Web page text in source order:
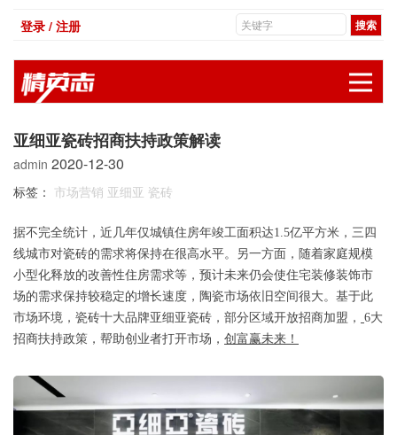
登录 / 注册
亚细亚瓷砖招商扶持政策解读
admin 2020-12-30
标签： 市场营销 亚细亚 瓷砖
据不完全统计，近几年仅城镇住房年竣工面积达1.5亿平方米， 三四
线城市对瓷砖的需求将保持在很高水平。另一方面，随着家庭规模
小型化释放的改善性住房需求等， 预计未来仍会使住宅装修装饰市
场的需求保持较稳定的增长速度 ，陶瓷市场依旧空间很大。基于此
市场环境，瓷砖十大品牌亚细亚瓷砖，部分区域开放招商加盟，
6大
招商扶持政策，帮助创业者打开市场， 创富赢未来！